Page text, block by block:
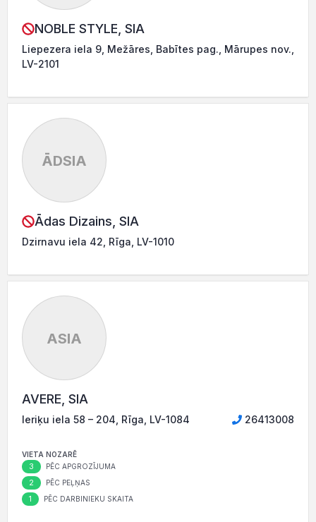
NOBLE STYLE, SIA
Liepezera iela 9, Mežāres, Babītes pag., Mārupes nov.,
LV-2101
ĀDSIA
Ādas Dizains, SIA
Dzirnavu iela 42, Rīga, LV-1010
ASIA
AVERE, SIA
Ieriķu iela 58 – 204, Rīga, LV-1084 26413008
VIETA NOZARĒ
3 PĒC APGROZĪJUMA
2 PĒC PEĻŅAS
1 PĒC DARBINIEKU SKAITA